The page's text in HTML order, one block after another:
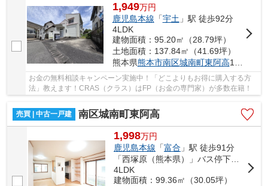
1,949万円
鹿児島本線 「宇土」駅 徒歩92分
4LDK
建物面積：95.20㎡（28.79坪）
土地面積：137.84㎡（41.69坪）
熊本県熊本市南区城南町東阿高1298-5
お金の無料相談キャンペーン実施中！「どこよりもお得に購入する方
法」教えます！CRAS（クラス）はFP（お金の専門家）が多数在籍！
売買 | 中古一戸建 南区城南町東阿高
1,998万円
鹿児島本線 「富合 」駅 徒歩91分
「西塚原（熊本県）」バス停下車 徒歩1分
4LDK
建物面積：99.36㎡（30.05坪）